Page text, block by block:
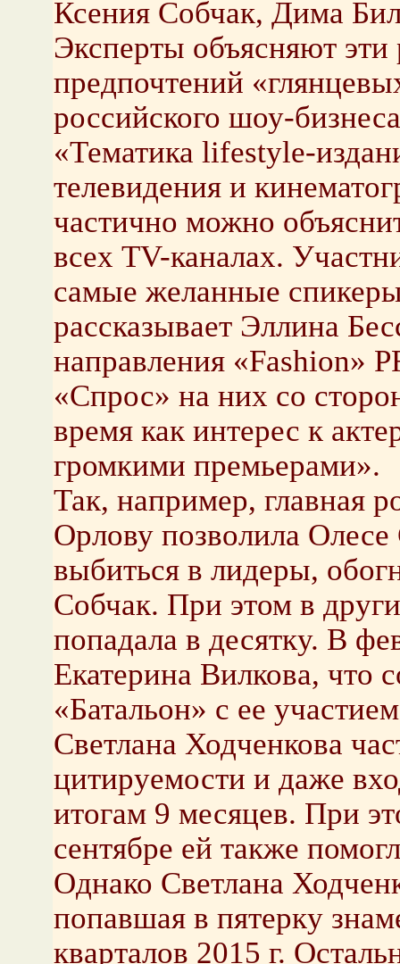
Ксения Собчак, Дима
Эксперты объясняют эти
предпочтений
российского шоу-
«Тематика lifestyle-
телевидения и
частично можно
всех TV-каналах.
самые желанные
рассказывает Эллина
направления «Fashion»
«Спрос» на них со
время как интерес к
громкими премьерами».
Так, например, главная
Орлову позволила Олесе
выбиться в лидеры,
Собчак. При этом в
попадала в десятку. В
Екатерина Вилкова, что
«Батальон» с ее
Светлана Ходченкова
цитируемости и даже
итогам 9 месяцев. При
сентябре ей также
Однако Светлана
попавшая в пятерку
кварталов 2015 г.